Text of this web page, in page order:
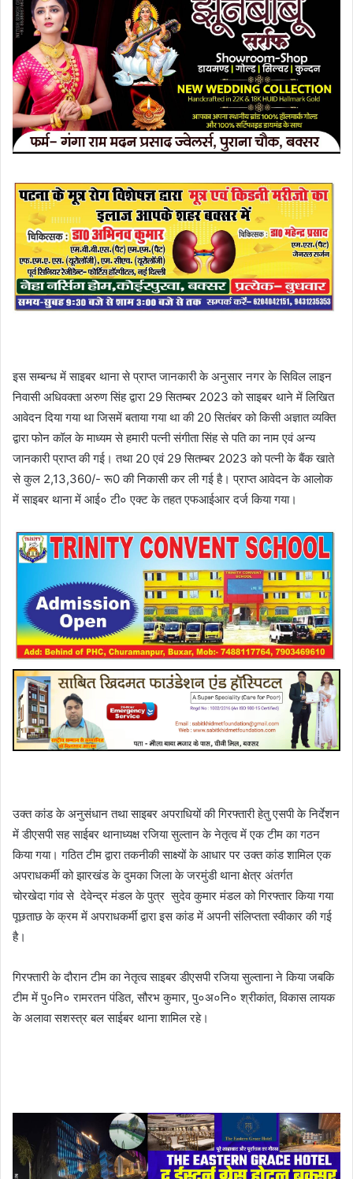
इस सम्बन्ध में साइबर थाना से प्राप्त जानकारी के अनुसार नगर के सिविल लाइन
निवासी अधिवक्ता अरुण सिंह द्वारा 29 सितम्बर 2023 को साइबर थाने में लिखित
आवेदन दिया गया था जिसमें बताया गया था की 20 सितंबर को किसी अज्ञात व्यक्ति
द्वारा फोन कॉल के माध्यम से हमारी पत्नी संगीता सिंह से पति का नाम एवं अन्य
जानकारी प्राप्त की गई। तथा 20 एवं 29 सितम्बर 2023 को पत्नी के बैंक खाते
से कुल 2,13,360/- रू0 की निकासी कर ली गई है। प्राप्त आवेदन के आलोक
में साइबर थाना में आई० टी० एक्ट के तहत एफआईआर दर्ज किया गया।
उक्त कांड के अनुसंधान तथा साइबर अपराधियों की गिरफ्तारी हेतु एसपी के निर्देशन
में डीएसपी सह साईबर थानाध्यक्ष रजिया सुल्तान के नेतृत्व में एक टीम का गठन
किया गया। गठित टीम द्वारा तकनीकी साक्ष्यों के आधार पर उक्त कांड शामिल एक
अपराधकर्मी को झारखंड के दुमका जिला के जरमुंडी थाना क्षेत्र अंतर्गत
चोरखेदा गांव से देवेन्द्र मंडल के पुत्र सुदेव कुमार मंडल को गिरफ्तार किया गया
पूछताछ के क्रम में अपराधकर्मी द्वारा इस कांड में अपनी संलिप्तता स्वीकार की गई
है।
गिरफ्तारी के दौरान टीम का नेतृत्व साइबर डीएसपी रजिया सुल्ताना ने किया जबकि
टीम में पु०नि० रामरतन पंडित, सौरभ कुमार, पु०अ०नि० श्रीकांत, विकास लायक
के अलावा सशस्त्र बल साईबर थाना शामिल रहे।